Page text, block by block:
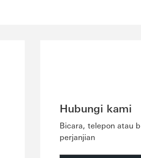
Hubungi kami
Bicara, telepon atau
perjanjian